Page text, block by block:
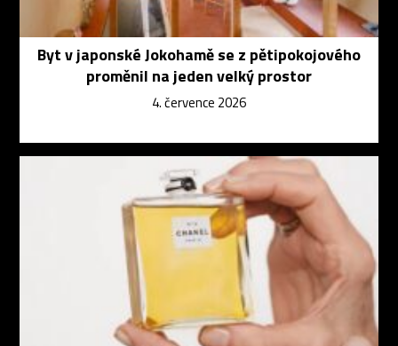
Byt v japonské Jokohamě se z pětipokojového
proměnil na jeden velký prostor
4. července 2026